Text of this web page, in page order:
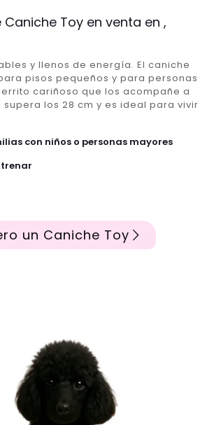
Toy en venta en ,
y llenos de energía. El caniche
pisos pequeños y para personas
cariñoso que los acompañe a
supera los 28 cm y es ideal para vivir
con niños o personas mayores
un Caniche Toy